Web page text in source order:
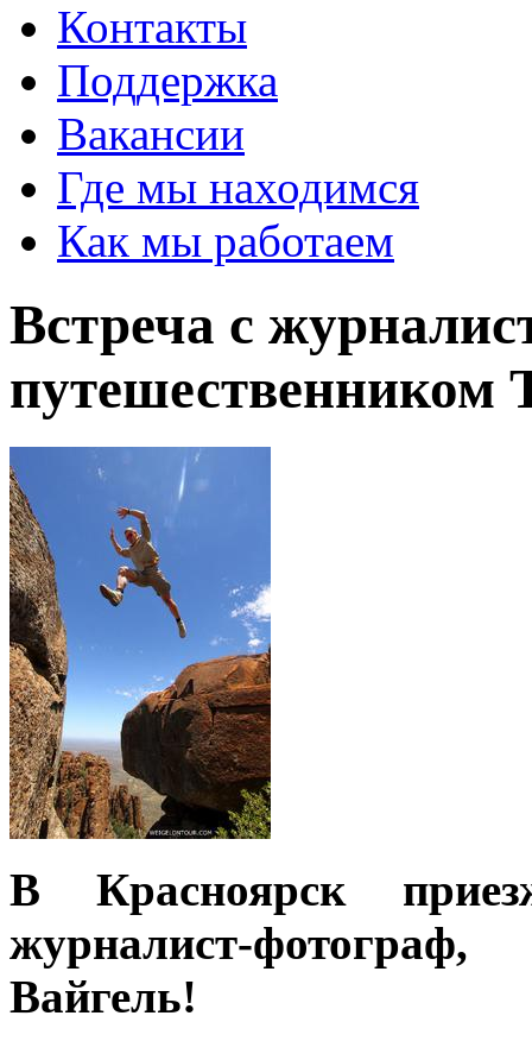
Контакты
Поддержка
Вакансии
Где мы находимся
Как мы работаем
Встреча с
путешественником
В Красноярск
журналист-
Вайгель!